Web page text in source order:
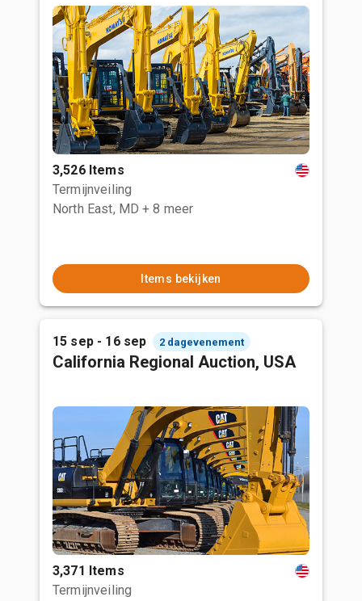
3,526 Items
Termijnveiling
North East, MD + 8 meer
Items bekijken
15 sep - 16 sep 2 dagevenement
California Regional Auction, USA
3,371 Items
Termijnveiling